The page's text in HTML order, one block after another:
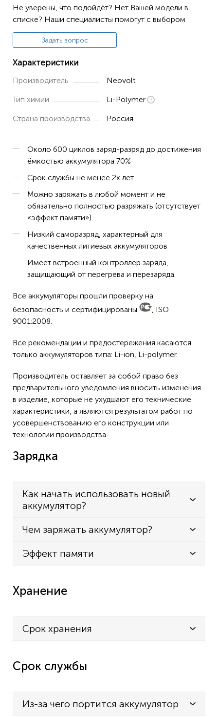
Не уверены, что подойдёт? Нет Вашей модели в
списке? Наши специалисты помогут с выбором
Задать вопрос
Характеристики
Производитель Neovolt
Тип химии Li-Polymer
Страна производства Россия
Около 600 циклов заряд-разряд до достижения
ёмкостью аккумулятора 70%
Срок службы не менее 2х лет
Можно заряжать в любой момент и не
обязательно полностью разряжать (отсутствует
«эффект памяти»)
Низкий саморазряд, характерный для
качественных литиевых аккумуляторов
Имеет встроенный контроллер заряда,
защищающий от перегрева и перезаряда.
Все аккумуляторы прошли проверку на
безопасность и сертифицированы
, ISO
9001:2008.
Все рекомендации и предостережения касаются
только аккумуляторов типа: Li-ion, Li-polymer.
Производитель оставляет за собой право без
предварительного уведомления вносить изменения
в изделие, которые не ухудшают его технические
характеристики, а являются результатом работ по
усовершенствованию его конструкции или
технологии производства.
Зарядка
Как начать использовать новый
аккумулятор?
Чем заряжать аккумулятор?
Эффект памяти
Хранение
Срок хранения
Срок службы
Из-за чего портится аккумулятор